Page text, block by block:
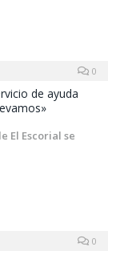
0
de ayuda
El Escorial se
0